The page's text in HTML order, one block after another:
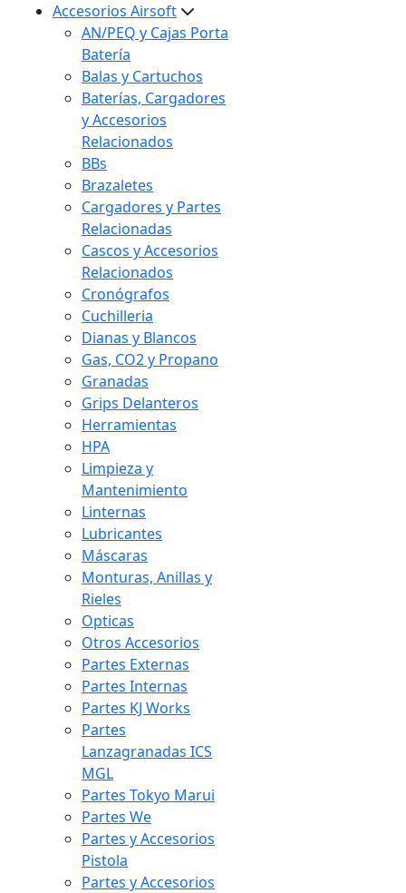
Accesorios Airsoft
AN/PEQ y Cajas Porta
Batería
Balas y Cartuchos
Baterías, Cargadores
y Accesorios
Relacionados
BBs
Brazaletes
Cargadores y Partes
Relacionadas
Cascos y Accesorios
Relacionados
Cronógrafos
Cuchilleria
Dianas y Blancos
Gas, CO2 y Propano
Granadas
Grips Delanteros
Herramientas
HPA
Limpieza y
Mantenimiento
Linternas
Lubricantes
Máscaras
Monturas, Anillas y
Rieles
Opticas
Otros Accesorios
Partes Externas
Partes Internas
Partes KJ Works
Partes
Lanzagranadas ICS
MGL
Partes Tokyo Marui
Partes We
Partes y Accesorios
Pistola
Partes y Accesorios